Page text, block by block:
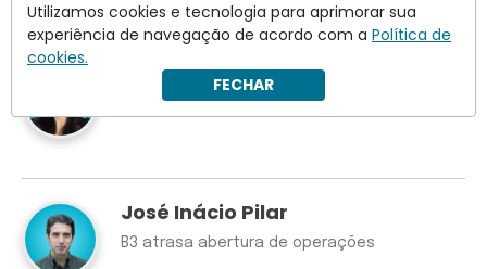
Utilizamos cookies e tecnologia para aprimorar sua
experiência de navegação de acordo com a Política de
cookies.
FECHAR
Patricia Chaccur
Como destruir uma marca
José Inácio Pilar
B3 atrasa abertura de operações